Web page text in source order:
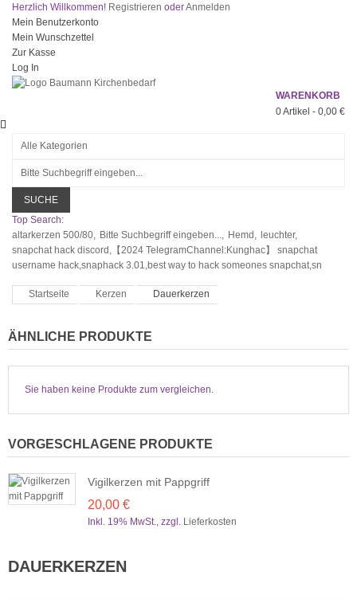
Herzlich Willkommen! Registrieren oderAnmelden
Mein Benutzerkonto
Mein Wunschzettel
Zur Kasse
Log In
WARENKORB
0Artikel - 0,00 €
SUCHE
Top Search:
altarkerzen 500/80, Bitte Suchbegriff eingeben..., Hemd, leuchter,
snapchat hack discord,【2024 TelegramChannel:Kunghac】 snapchat
username hack,snaphack 3.01,best way to hack someones snapchat,sn
Startseite Kerzen Dauerkerzen
ÄHNLICHE PRODUKTE
Sie haben keine Produkte zum vergleichen.
VORGESCHLAGENE PRODUKTE
Vigilkerzen mit Pappgriff
20,00 €
Inkl. 19% MwSt., zzgl. Lieferkosten
DAUERKERZEN